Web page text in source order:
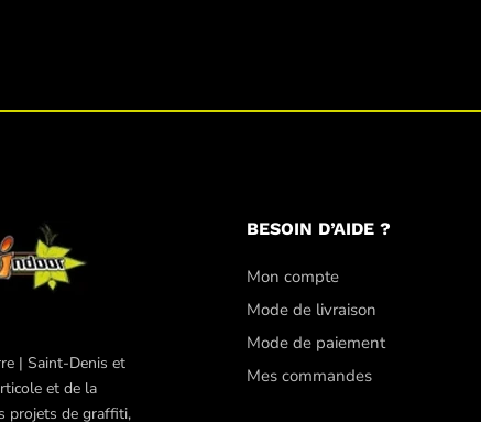
| Saint-Denis et
et de la
projets de graffiti,
BESOIN D’AIDE ?
Mon compte
Mode de livraison
Mode de paiement
Mes commandes